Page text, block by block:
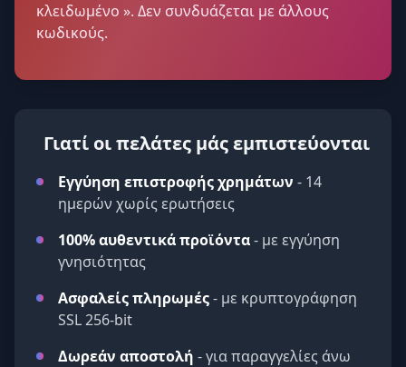
κλειδωμένο ». Δεν συνδυάζεται με άλλους
κωδικούς.
Γιατί οι πελάτες μάς εμπιστεύονται
Εγγύηση επιστροφής χρημάτων - 14
ημερών χωρίς ερωτήσεις
100% αυθεντικά προϊόντα- με εγγύηση
γνησιότητας
Ασφαλείς πληρωμές- με κρυπτογράφηση
SSL 256-bit
Δωρεάν αποστολή - για παραγγελίες άνω